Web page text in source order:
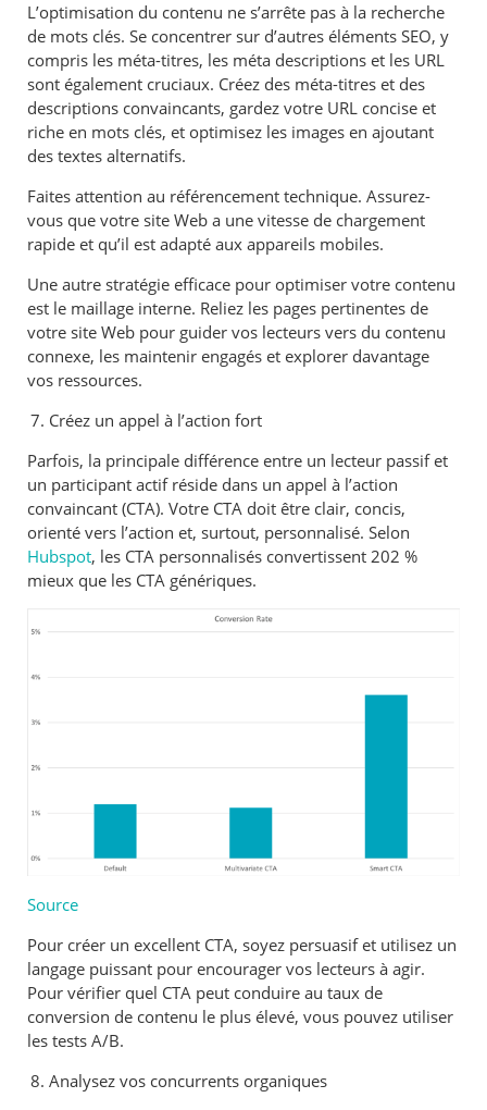
L’optimisation du contenu ne s’arrête pas à la recherche
de mots clés. Se concentrer sur d’autres éléments SEO, y
compris les méta-titres, les méta descriptions et les URL
sont également cruciaux. Créez des méta-titres et des
descriptions convaincants, gardez votre URL concise et
riche en mots clés, et optimisez les images en ajoutant
des textes alternatifs.
Faites attention au référencement technique. Assurez-
vous que votre site Web a une vitesse de chargement
rapide et qu’il est adapté aux appareils mobiles.
Une autre stratégie efficace pour optimiser votre contenu
est le maillage interne. Reliez les pages pertinentes de
votre site Web pour guider vos lecteurs vers du contenu
connexe, les maintenir engagés et explorer davantage
vos ressources.
Créez un appel à l’action fort
Parfois, la principale différence entre un lecteur passif et
un participant actif réside dans un appel à l’action
convaincant (CTA). Votre CTA doit être clair, concis,
orienté vers l’action et, surtout, personnalisé. Selon
Hubspot, les CTA personnalisés convertissent 202 %
mieux que les CTA génériques.
Source
Pour créer un excellent CTA, soyez persuasif et utilisez un
langage puissant pour encourager vos lecteurs à agir.
Pour vérifier quel CTA peut conduire au taux de
conversion de contenu le plus élevé, vous pouvez utiliser
les tests A/B.
Analysez vos concurrents organiques